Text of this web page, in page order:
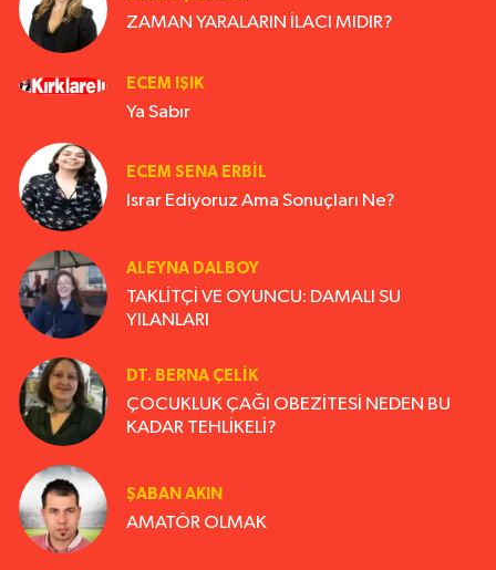
ZAMAN YARALARIN İLACI MIDIR?
ECEM IŞIK
Ya Sabır
ECEM SENA ERBIL
Israr Ediyoruz Ama Sonuçları Ne?
ALEYNA DALBOY
TAKLİTÇİ VE OYUNCU: DAMALI SU
YILANLARI
DT. BERNA ÇELIK
ÇOCUKLUK ÇAĞI OBEZİTESİ NEDEN BU
KADAR TEHLİKELİ?
ŞABAN AKIN
AMATÖR OLMAK